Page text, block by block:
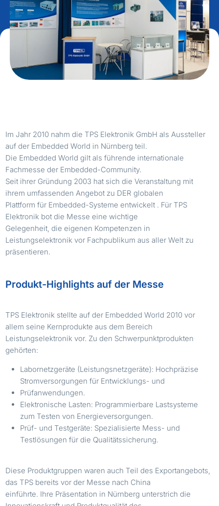
Im Jahr 2010 nahm die TPS Elektronik GmbH als Aussteller
auf der Embedded World in Nürnberg teil.
Die Embedded World gilt als führende internationale
Fachmesse der Embedded-Community.
Seit ihrer Gründung 2003 hat sich die Veranstaltung mit
ihrem umfassenden Angebot zu DER globalen
Plattform für Embedded-Systeme entwickelt . Für TPS
Elektronik bot die Messe eine wichtige
Gelegenheit, die eigenen Kompetenzen in
Leistungselektronik vor Fachpublikum aus aller Welt zu
präsentieren.
Produkt-Highlights auf der Messe
TPS Elektronik stellte auf der Embedded World 2010 vor
allem seine Kernprodukte aus dem Bereich
Leistungselektronik vor. Zu den Schwerpunktprodukten
gehörten:
Labornetzgeräte (Leistungsnetzgeräte): Hochpräzise
Stromversorgungen für Entwicklungs- und
Prüfanwendungen.
Elektronische Lasten: Programmierbare Lastsysteme
zum Testen von Energieversorgungen.
Prüf- und Testgeräte: Spezialisierte Mess- und
Testlösungen für die Qualitätssicherung.
Diese Produktgruppen waren auch Teil des Exportangebots,
das TPS bereits vor der Messe nach China
einführte. Ihre Präsentation in Nürnberg unterstrich die